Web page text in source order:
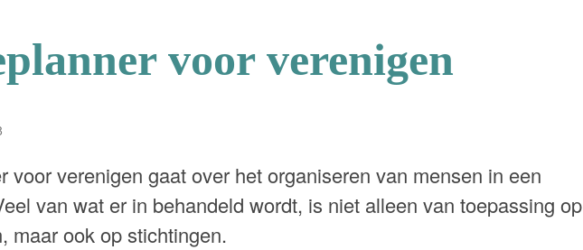
voor verenigen
voor verenigen gaat over het organiseren van mensen in een
van wat er in behandeld wordt, is niet alleen van toepassing op
maar ook op stichtingen.